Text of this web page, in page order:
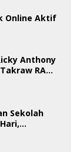
Online Aktif
Anthony
RA
Sekolah